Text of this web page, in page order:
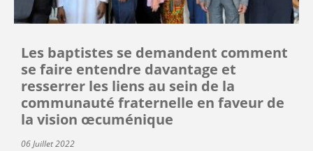
Les baptistes se demandent comment
se faire entendre davantage et
resserrer les liens au sein de la
communauté fraternelle en faveur de
la vision œcuménique
06 Juillet 2022